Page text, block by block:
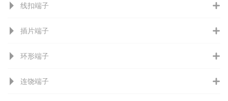
线扣端子
插片端子
环形端子
连饶端子